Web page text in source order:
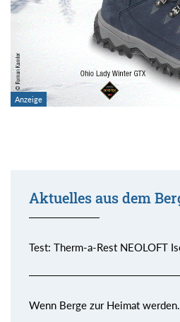
Aktuelles aus dem
Test: Therm-a-Rest NEOLOFT
Wenn Berge zur Heimat